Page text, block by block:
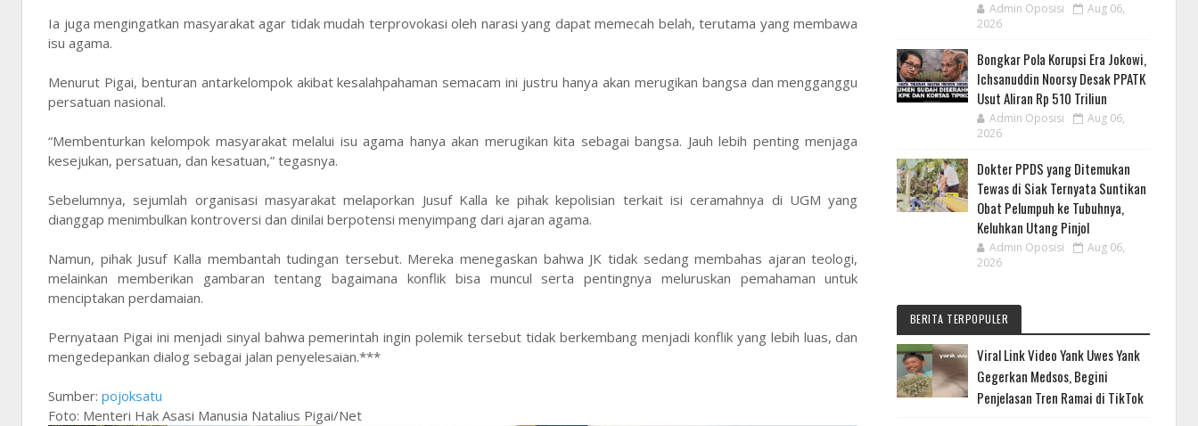
Ia juga mengingatkan masyarakat agar tidak mudah terprovokasi oleh narasi yang dapat memecah belah, terutama yang membawa
isu agama.
Menurut Pigai, benturan antarkelompok akibat kesalahpahaman semacam ini justru hanya akan merugikan bangsa dan mengganggu
persatuan nasional.
“Membenturkan kelompok masyarakat melalui isu agama hanya akan merugikan kita sebagai bangsa. Jauh lebih penting menjaga
kesejukan, persatuan, dan kesatuan,” tegasnya.
Sebelumnya, sejumlah organisasi masyarakat melaporkan Jusuf Kalla ke pihak kepolisian terkait isi ceramahnya di UGM yang
dianggap menimbulkan kontroversi dan dinilai berpotensi menyimpang dari ajaran agama.
Namun, pihak Jusuf Kalla membantah tudingan tersebut. Mereka menegaskan bahwa JK tidak sedang membahas ajaran teologi,
melainkan memberikan gambaran tentang bagaimana konflik bisa muncul serta pentingnya meluruskan pemahaman untuk
menciptakan perdamaian.
Pernyataan Pigai ini menjadi sinyal bahwa pemerintah ingin polemik tersebut tidak berkembang menjadi konflik yang lebih luas, dan
mengedepankan dialog sebagai jalan penyelesaian.***
Sumber: pojoksatu
Foto: Menteri Hak Asasi Manusia Natalius Pigai/Net
Admin Oposisi
Aug 06,
2026
Bongkar Pola Korupsi Era Jokowi,
Ichsanuddin Noorsy Desak PPATK
Usut Aliran Rp 510 Triliun
Admin Oposisi
Aug 06,
2026
Dokter PPDS yang Ditemukan
Tewas di Siak Ternyata Suntikan
Obat Pelumpuh ke Tubuhnya,
Keluhkan Utang Pinjol
Admin Oposisi
Aug 06,
2026
BERITA TERPOPULER
Viral Link Video Yank Uwes Yank
Gegerkan Medsos, Begini
Penjelasan Tren Ramai di TikTok